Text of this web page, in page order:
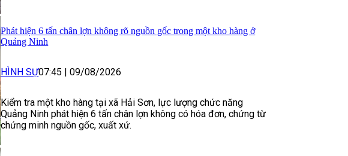
Phát hiện 6 tấn chân lợn không rõ nguồn gốc trong một kho hàng ở
Quảng Ninh
HÌNH SỰ07:45 09/08/2026
Kiểm tra một kho hàng tại xã Hải Sơn, lực lượng chức năng
Quảng Ninh phát hiện 6 tấn chân lợn không có hóa đơn, chứng từ
chứng minh nguồn gốc, xuất xứ.